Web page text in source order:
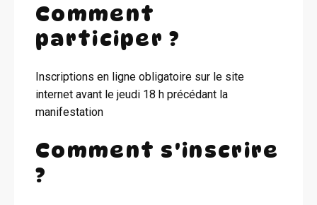
Comment
participer ?
Inscriptions en ligne obligatoire sur le site
internet avant le jeudi 18 h précédant la
manifestation
Comment s'inscrire
?